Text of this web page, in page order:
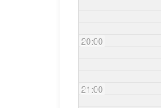
20:00
21:00